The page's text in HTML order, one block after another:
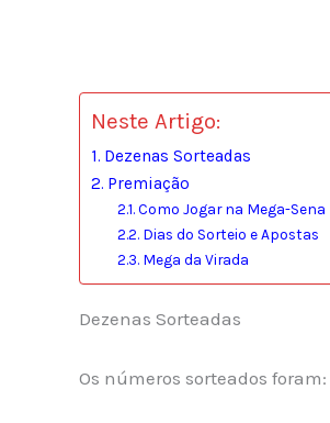
Neste Artigo:
Dezenas Sorteadas
Premiação
Como Jogar na Mega-Sena
Dias do Sorteio e Apostas
Mega da Virada
Dezenas Sorteadas
Os números sorteados foram: